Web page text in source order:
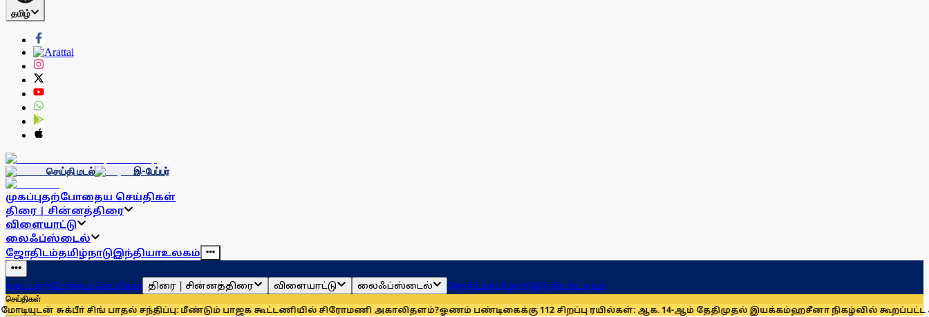
தமிழ்
செய்தி மடல் இ-பேப்பர்
முகப்புதற்போதைய செய்திகள்
திரை | சின்னத்திரை
விளையாட்டு
லைஃப்ஸ்டைல்
ஜோதிடம்தமிழ்நாடுஇந்தியாஉலகம்
முகப்புதற்போதைய செய்திகள் திரை | சின்னத்திரை விளையாட்டு லைஃப்ஸ்டைல் ஜோதிடம்தமிழ்நாடுஇந்தியாஉலகம்
செய்திகள்
சிங் பாதல் சந்திப்பு: மீண்டும் பாஜக கூட்டணியில் சிரோமணி அகாலிதளம்? ஓணம் பண்டிகைக்கு 112 சிறப்பு ரயில்கள்: ஆக. 14-ஆம் தேதிமுதல் இயக்கம்ஹசீனா நிகழ்வில் கூறப்பட்ட